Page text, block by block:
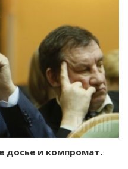
досье и компромат.